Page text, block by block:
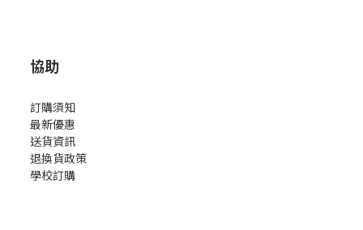
協助
訂購須知
最新優惠
送貨資訊
退換貨政策
學校訂購